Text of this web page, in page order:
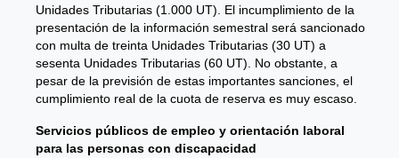
Unidades Tributarias (1.000 UT). El incumplimiento de la
presentación de la información semestral será sancionado
con multa de treinta Unidades Tributarias (30 UT) a
sesenta Unidades Tributarias (60 UT). No obstante, a
pesar de la previsión de estas importantes sanciones, el
cumplimiento real de la cuota de reserva es muy escaso.
Servicios públicos de empleo y orientación laboral
para las personas con discapacidad